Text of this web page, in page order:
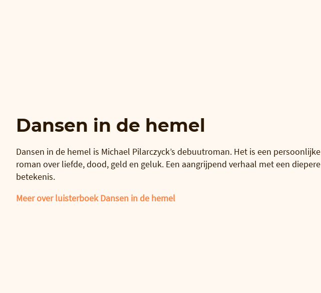
Dansen in de hemel
Dansen in de hemel is Michael Pilarczyck’s debuutroman. Het is een persoonlijke
roman over liefde, dood, geld en geluk. Een aangrijpend verhaal met een diepere
betekenis.
Meer over luisterboek Dansen in de hemel